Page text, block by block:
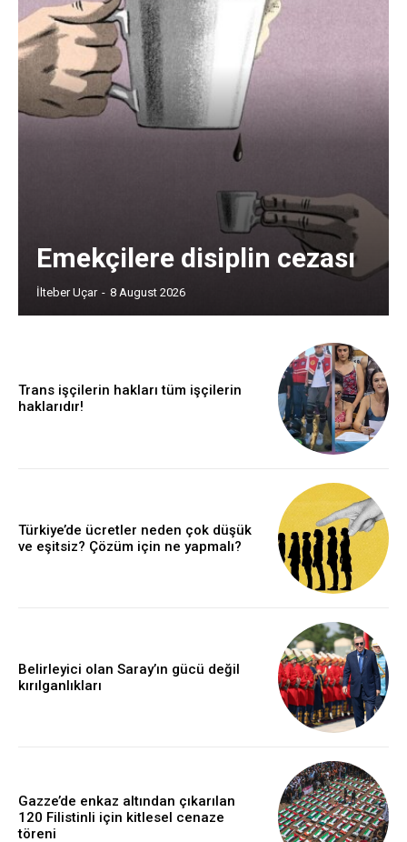
Emekçilere disiplin cezası
İlteber Uçar - 8 August 2026
Trans işçilerin hakları tüm işçilerin
haklarıdır!
Türkiye’de ücretler neden çok düşük
ve eşitsiz? Çözüm için ne yapmalı?
Belirleyici olan Saray’ın gücü değil
kırılganlıkları
Gazze’de enkaz altından çıkarılan
120 Filistinli için kitlesel cenaze
töreni